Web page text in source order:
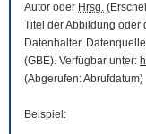
Autor oder Hrsg.
Titel der Abbildung oder
Datenhalter.
(GBE). Verfügbar unter:
(Abgerufen: Abrufdatum)
Beispiel: